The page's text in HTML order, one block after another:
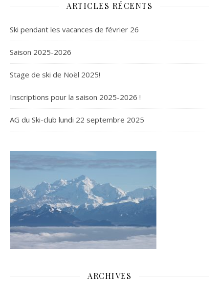
ARTICLES RÉCENTS
Ski pendant les vacances de février 26
Saison 2025-2026
Stage de ski de Noël 2025!
Inscriptions pour la saison 2025-2026 !
AG du Ski-club lundi 22 septembre 2025
ARCHIVES